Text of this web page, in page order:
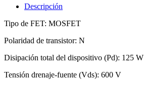
Descripción
Tipo de FET: MOSFET
Polaridad de transistor: N
Disipación total del dispositivo (Pd): 125 W
Tensión drenaje-fuente (Vds): 600 V